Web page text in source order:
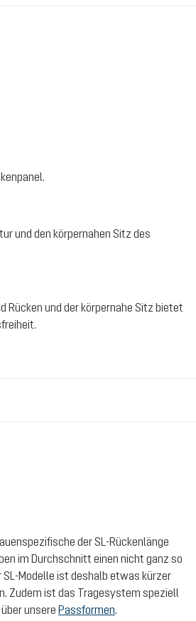
und den körpernahen Sitz des
und der körpernahe Sitz bietet
der SL-Rückenlänge
im Durchschnitt einen nicht ganz so
SL-Modelle ist deshalb etwas kürzer
Zudem ist das Tragesystem speziell
unsere Passformen.